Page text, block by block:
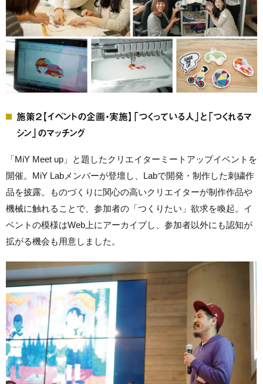
施策２【イベントの企画・実施】「つくっている人」と「つくれるマ
シン」のマッチング
「MiY Meet up」と題したクリエイターミートアップイベントを
開催。MiY Labメンバーが登壇し、Labで開発・制作した刺繍作
品を披露。ものづくりに関心の高いクリエイターが制作作品や
機械に触れることで、参加者の「つくりたい」欲求を喚起。イ
ベントの模様はWeb上にアーカイブし、参加者以外にも認知が
拡がる機会も用意しました。